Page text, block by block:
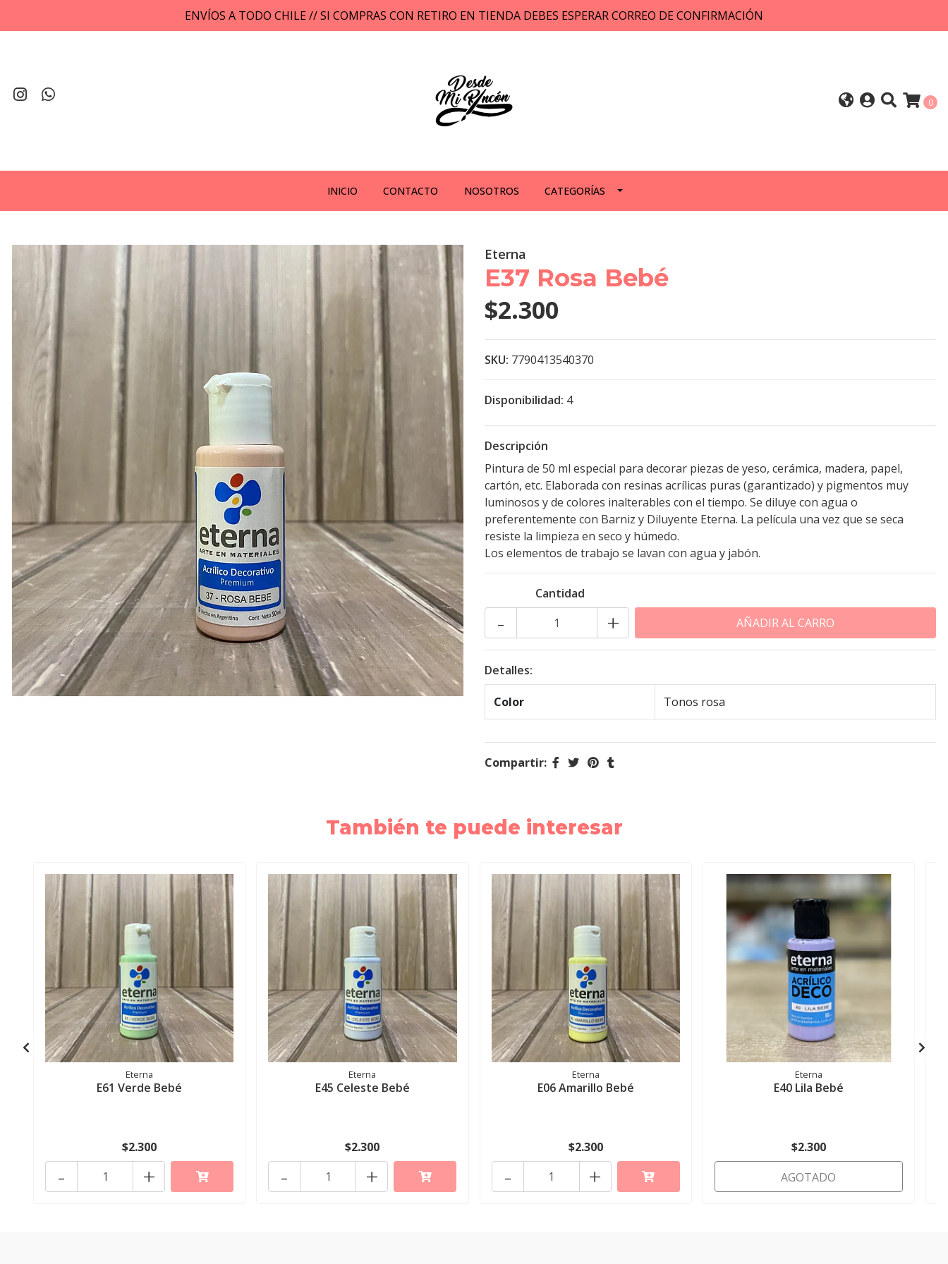
ENVÍOS A TODO CHILE // SI COMPRAS CON RETIRO EN TIENDA DEBES ESPERAR CORREO DE CONFIRMACIÓN
0
INICIO CONTACTO NOSOTROS CATEGORÍAS
Eterna
E37 Rosa Bebé
$2.300
SKU: 7790413540370
Disponibilidad: 4
Descripción
Pintura de 50 ml especial para decorar piezas de yeso, cerámica, madera, papel,
cartón, etc. Elaborada con resinas acrílicas puras (garantizado) y pigmentos muy
luminosos y de colores inalterables con el tiempo. Se diluye con agua o
preferentemente con Barniz y Diluyente Eterna. La película una vez que se seca
resiste la limpieza en seco y húmedo.
Los elementos de trabajo se lavan con agua y jabón.
Cantidad
+
-
Detalles:
Color Tonos rosa
Compartir:
También te puede interesar
Eterna
E61 Verde Bebé
$2.300
+
-
Eterna
E45 Celeste Bebé
$2.300
+
-
Eterna
E06 Amarillo Bebé
$2.300
+
-
Eterna
E40 Lila Bebé
$2.300
AGOTADO